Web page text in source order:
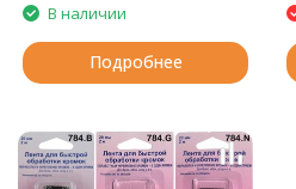
В наличии
Подробнее